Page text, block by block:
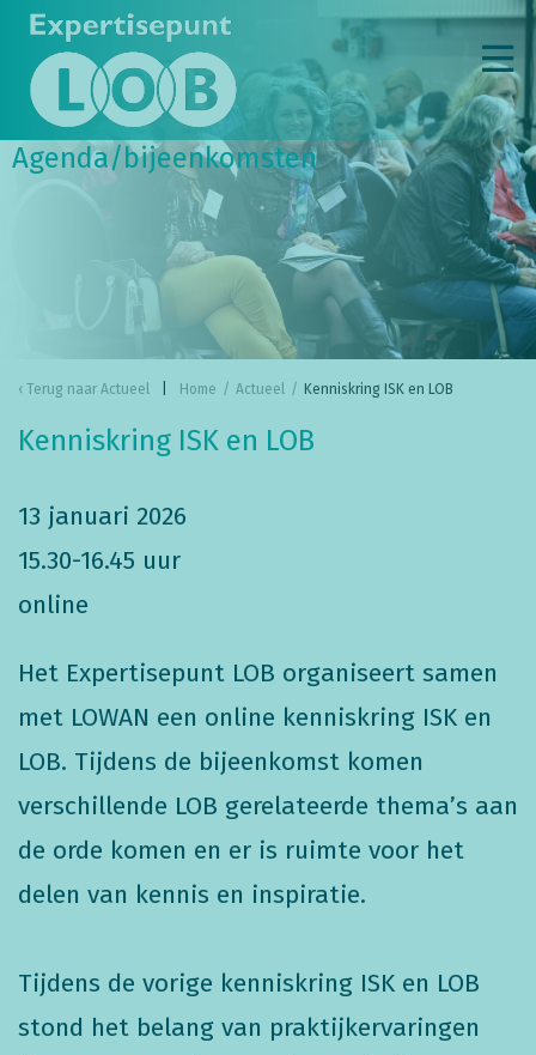
Agenda/bijeenkomsten
Terug naar Actueel Home / Actueel / Kenniskring ISK en LOB
Kenniskring ISK en LOB
Het Expertisepunt LOB organiseert samen
met LOWAN een online kenniskring ISK en
LOB. Tijdens de bijeenkomst komen
verschillende LOB gerelateerde thema’s aan
de orde komen en er is ruimte voor het
delen van kennis en inspiratie.
Tijdens de vorige kenniskring ISK en LOB
stond het belang van praktijkervaringen
13 januari 2026
15.30-16.45 uur
online